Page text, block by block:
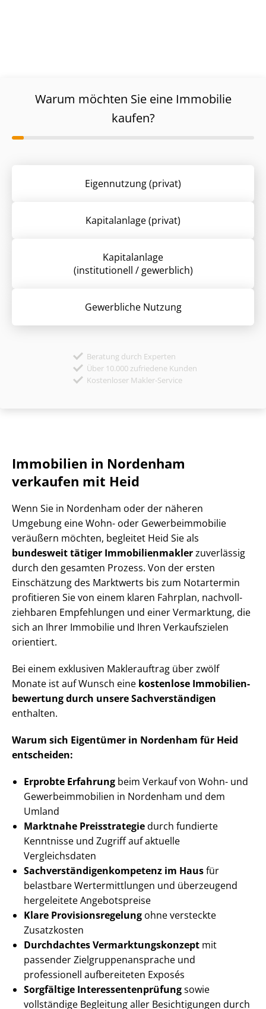
Warum möchten Sie eine Immobilie
kaufen?
Eigennutzung (privat)
Kapitalanlage (privat)
Kapitalanlage
(institutionell / gewerblich)
Gewerbliche Nutzung
Beratung durch Experten
Über 10.000 zufriedene Kunden
Kostenloser Makler-Service
Immobilien in Nordenham
verkaufen mit Heid
Wenn Sie in Nordenham oder der näheren
Umgebung eine Wohn- oder Ge­wer­be­im­mo­bi­lie
veräußern möchten, begleitet Heid Sie als
bundesweit tätiger Im­mo­bi­li­en­mak­lerzuverlässig
durch den gesamten Prozess. Von der ersten
Einschätzung des Marktwerts bis zum Notartermin
profitieren Sie von einem klaren Fahrplan, nach­voll­
zieh­ba­ren Empfehlungen und einer Vermarktung, die
sich an Ihrer Immobilie und Ihren Verkaufszielen
orientiert.
Bei einem exklusiven Maklerauftrag über zwölf
Monate ist auf Wunsch eine kostenlose Im­mo­bi­li­en­
be­wer­tung durch unsere Sach­ver­stän­di­gen
enthalten.
Warum sich Eigentümer in Nordenham für Heid
entscheiden:
Erprobte Erfahrung beim Verkauf von Wohn- und
Ge­wer­be­im­mo­bi­li­en in Nordenham und dem
Umland
Marktnahe Preisstrategiedurch fundierte
Kenntnisse und Zugriff auf aktuelle
Vergleichsdaten
Sach­ver­stän­di­gen­kom­pe­tenz im Hausfür
belastbare Wert­ermitt­lun­gen und überzeugend
hergeleitete Angebotspreise
Klare Pro­vi­si­ons­re­ge­lung ohne versteckte
Zusatzkosten
Durchdachtes Ver­mark­tungs­kon­zept mit
passender Ziel­grup­pen­an­spra­che und
professionell aufbereiteten Exposés
Sorgfältige In­ter­es­sen­ten­prü­fungsowie
vollständige Begleitung aller Besichtigungen durch